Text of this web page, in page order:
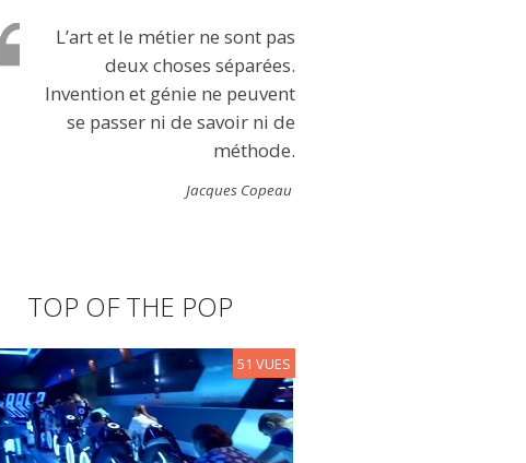
L’art et le métier ne sont pas
deux choses séparées.
Invention et génie ne peuvent
se passer ni de savoir ni de
méthode.
Jacques Copeau
TOP OF THE POP
51 VUES